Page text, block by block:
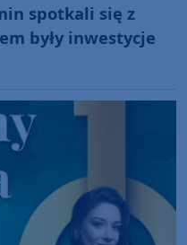
spotkali się z
były inwestycje